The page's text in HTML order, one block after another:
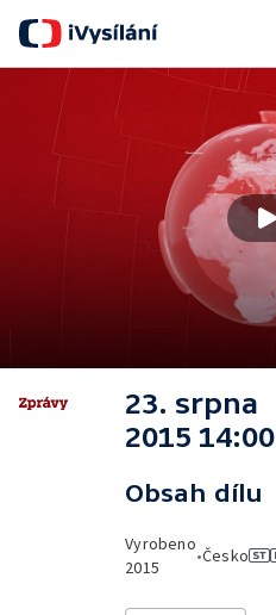
23. srpna
2015 14:00
Obsah dílu
Vyrobeno
2015
•Česko